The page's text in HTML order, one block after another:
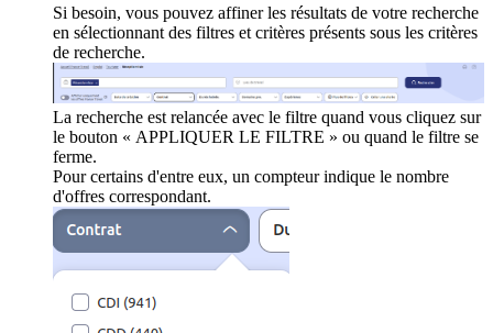
Si besoin, vous pouvez affiner les résultats de votre recherche
en sélectionnant des filtres et critères présents sous les critères
de recherche.
La recherche est relancée avec le filtre quand vous cliquez sur
le bouton « APPLIQUER LE FILTRE » ou quand le filtre se
ferme.
Pour certains d'entre eux, un compteur indique le nombre
d'offres correspondant.